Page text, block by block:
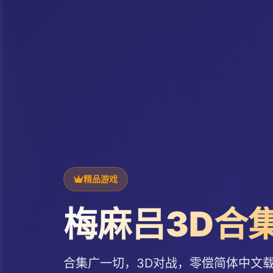
精品游戏
梅麻吕3D合
合集广一切，3D对战，零偿简体中文